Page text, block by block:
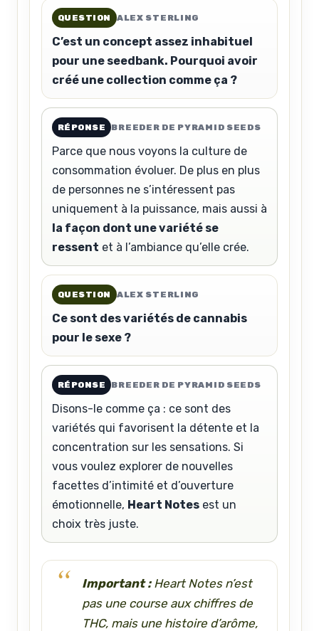
QUESTION ALEX STERLING
C’est un concept assez inhabituel
pour une seedbank. Pourquoi avoir
créé une collection comme ça ?
RÉPONSE BREEDER DE PYRAMID SEEDS
Parce que nous voyons la culture de
consommation évoluer. De plus en plus
de personnes ne s’intéressent pas
uniquement à la puissance, mais aussi à
la façon dont une variété se
ressent et à l’ambiance qu’elle crée.
QUESTION ALEX STERLING
Ce sont des variétés de cannabis
pour le sexe ?
RÉPONSE BREEDER DE PYRAMID SEEDS
Disons-le comme ça : ce sont des
variétés qui favorisent la détente et la
concentration sur les sensations. Si
vous voulez explorer de nouvelles
facettes d’intimité et d’ouverture
émotionnelle, Heart Notes est un
choix très juste.
Important :Heart Notes n’est
pas une course aux chiffres de
THC, mais une histoire d’arôme,